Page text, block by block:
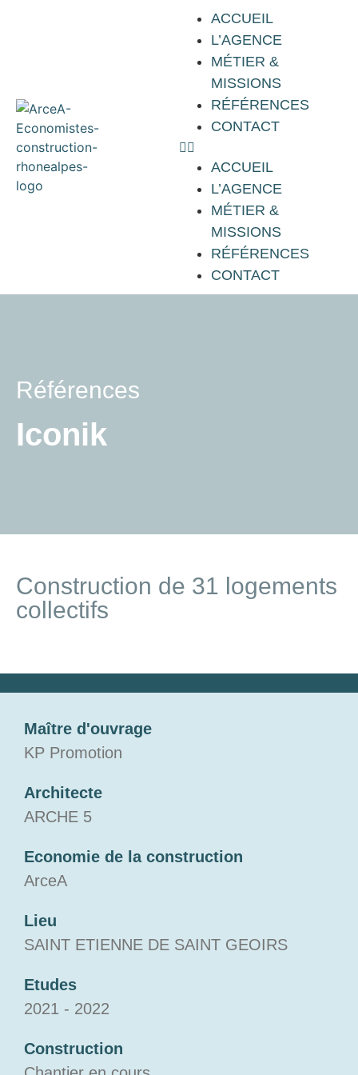
ACCUEIL
L’AGENCE
MÉTIER &
MISSIONS
RÉFÉRENCES
CONTACT
ACCUEIL
L’AGENCE
MÉTIER &
MISSIONS
RÉFÉRENCES
CONTACT
Références
Iconik
Construction de 31 logements
collectifs
Maître d'ouvrage
KP Promotion
Architecte
ARCHE 5
Economie de la construction
ArceA
Lieu
SAINT ETIENNE DE SAINT GEOIRS
Etudes
2021 - 2022
Construction